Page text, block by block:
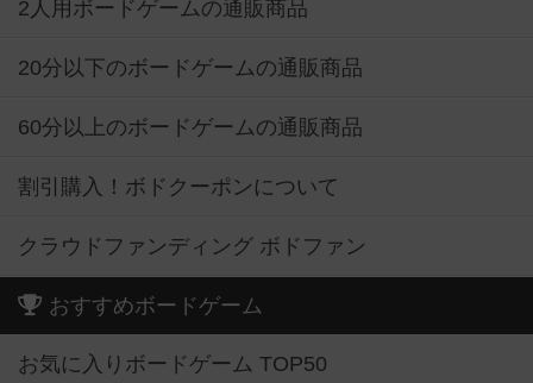
2人用ボードゲームの通販商品
20分以下のボードゲームの通販商品
60分以上のボードゲームの通販商品
割引購入！ボドクーポンについて
クラウドファンディング ボドファン
おすすめボードゲーム
お気に入りボードゲーム TOP50